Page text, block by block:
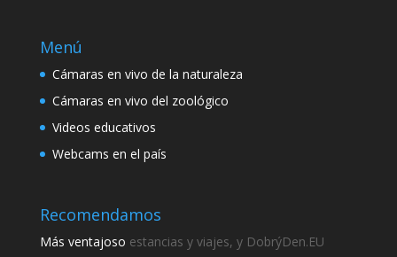
Menú
Cámaras en vivo de la naturaleza
Cámaras en vivo del zoológico
Videos educativos
Webcams en el país
Recomendamos
Más ventajoso estancias y viajes, y DobrýDen.EU